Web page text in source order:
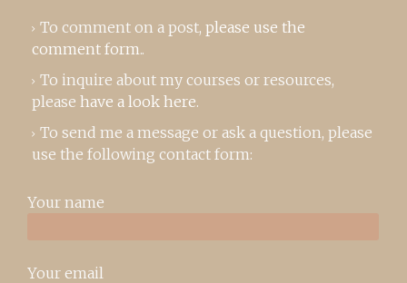
To comment on a post, please use the
comment form..
To inquire about my courses or resources,
please have a look here.
To send me a message or ask a question, please
use the following contact form:
Your name
Your email